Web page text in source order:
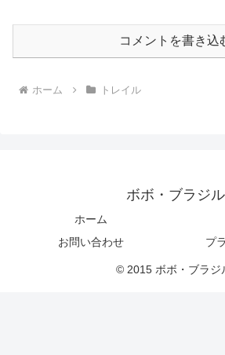
コメントを書き込
ホーム トレイル
ボボ・ブラジル
ホーム
お問い合わせ
プ
© 2015 ボボ・ブラジ